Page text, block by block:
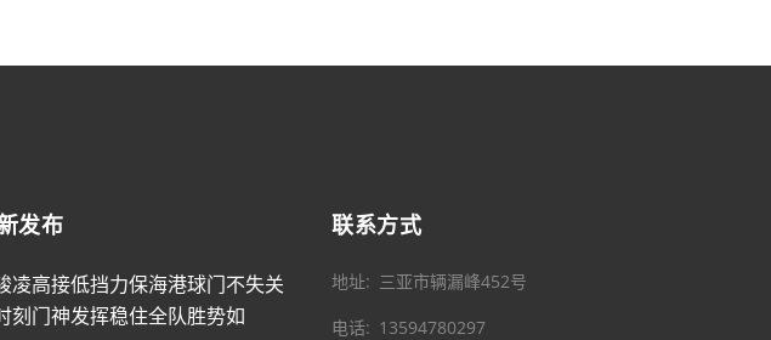
发布
凌高接低挡力保海港球门不失关
刻门神发挥稳住全队胜势如
联系方式
地址
三亚市辆漏峰452号
电话
13594780297